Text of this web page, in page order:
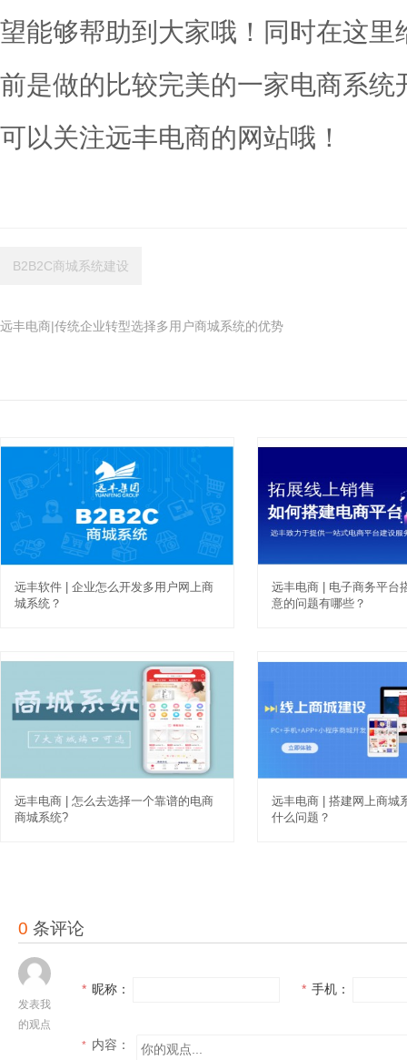
望能够帮助到大家哦！同时在这
前是做的比较完美的一家电商系
可以关注远丰电商的网站哦！
B2B2C商城系统建设
远丰电商|传统企业转型选择多用户商城系统的优势
远丰软件 | 企业怎么开发多用户网上商
城系统？
远丰电商 | 电子商务平台
意的问题有哪些？
远丰电商 | 怎么去选择一个靠谱的电商
商城系统?
远丰电商 | 搭建网上商城
什么问题？
0 条评论
发表我
的观点
* 昵称： * 手机：
* 内容：